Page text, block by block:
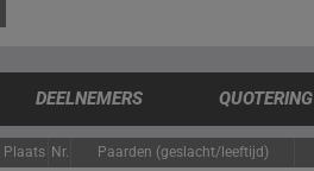
DEELNEMERS QUOTERING
Plaats Nr. Paarden (geslacht/leeftijd)